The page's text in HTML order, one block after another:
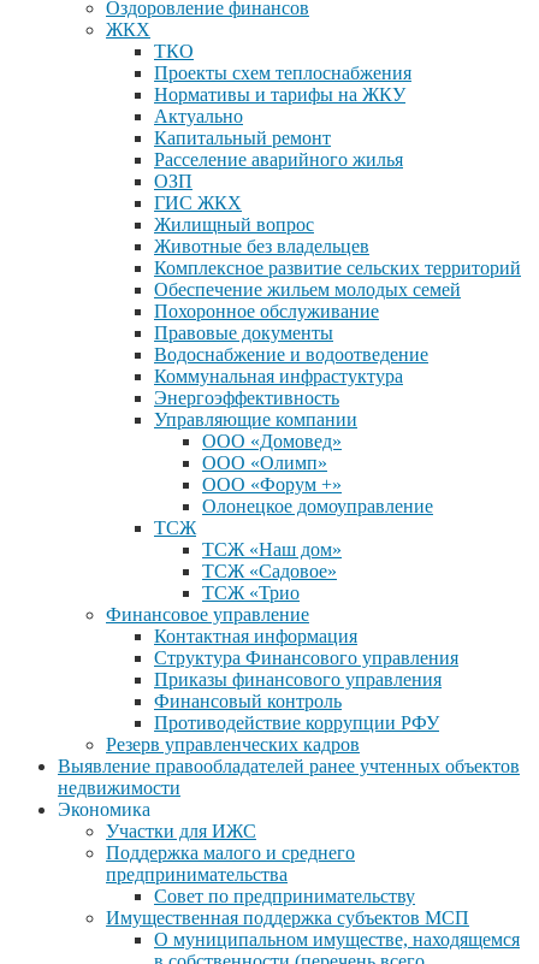
Оздоровление финансов
ЖКХ
ТКО
Проекты схем теплоснабжения
Нормативы и тарифы на ЖКУ
Актуально
Капитальный ремонт
Расселение аварийного жилья
ОЗП
ГИС ЖКХ
Жилищный вопрос
Животные без владельцев
Комплексное развитие сельских территорий
Обеспечение жильем молодых семей
Похоронное обслуживание
Правовые документы
Водоснабжение и водоотведение
Коммунальная инфрастуктура
Энергоэффективность
Управляющие компании
ООО «Домовед»
ООО «Олимп»
ООО «Форум +»
Олонецкое домоуправление
ТСЖ
ТСЖ «Наш дом»
ТСЖ «Садовое»
ТСЖ «Трио
Финансовое управление
Контактная информация
Структура Финансового управления
Приказы финансового управления
Финансовый контроль
Противодействие коррупции РФУ
Резерв управленческих кадров
Выявление правообладателей ранее учтенных объектов
недвижимости
Экономика
Участки для ИЖС
Поддержка малого и среднего
предпринимательства
Совет по предпринимательству
Имущественная поддержка субъектов МСП
О муниципальном имуществе, находящемся